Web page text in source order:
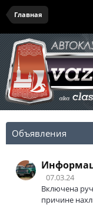
Главная
Объявления
07.03.24
Включена
причине